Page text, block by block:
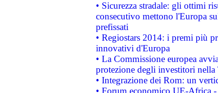
• Sicurezza stradale: gli ottimi
consecutivo mettono l'Europa
prefissati
• Regiostars 2014: i premi più
innovativi d'Europa
• La Commissione europea
protezione degli investitori
• Integrazione dei Rom: un
• Forum economico UE-Africa -